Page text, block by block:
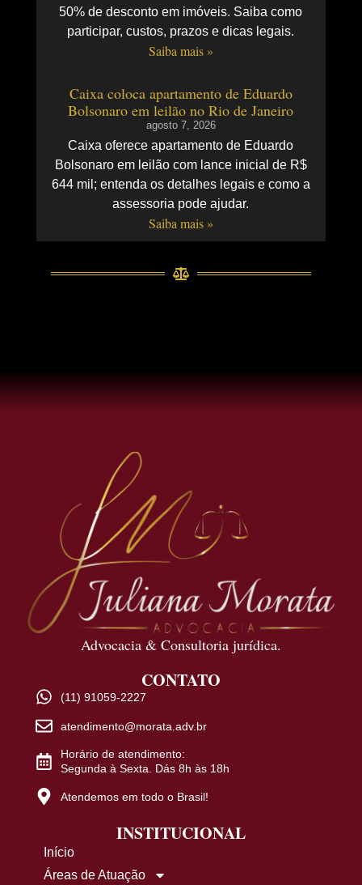
50% de desconto em imóveis. Saiba como
participar, custos, prazos e dicas legais.
Saiba mais »
Caixa coloca apartamento de Eduardo
Bolsonaro em leilão no Rio de Janeiro
agosto 7, 2026
Caixa oferece apartamento de Eduardo
Bolsonaro em leilão com lance inicial de R$
644 mil; entenda os detalhes legais e como a
assessoria pode ajudar.
Saiba mais »
Advocacia & Consultoria jurídica.
CONTATO
(11) 91059-2227
atendimento@morata.adv.br
Horário de atendimento:
Segunda à Sexta. Dás 8h às 18h
Atendemos em todo o Brasil!
INSTITUCIONAL
Início
Áreas de Atuação